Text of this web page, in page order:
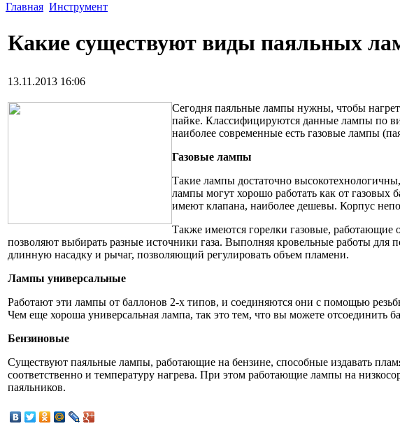
Главная Инструмент
Какие существуют виды паяльных
13.11.2013 16:06
Сегодня паяльные лампы нужны, чтобы
пайке. Классифицируются данные лампы по
наиболее современные есть газовые лампы
Газовые лампы
Такие лампы достаточно
лампы могут хорошо работать как от газовых
имеют клапана, наиболее дешевы. Корпус
Также имеются горелки газовые, работающие
позволяют выбирать разные источники газа. Выполняя кровельные работы
длинную насадку и рычаг, позволяющий регулировать объем пламени.
Лампы универсальные
Работают эти лампы от баллонов 2-х типов, и соединяются они с помощью
Чем еще хороша универсальная лампа, так это тем, что вы можете отсоединить
Бензиновые
Существуют паяльные лампы, работающие на бензине, способные издавать
соответственно и температуру нагрева. При этом работающие лампы на
паяльников.